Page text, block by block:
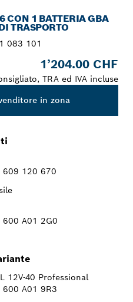
CON 1 BATTERIA GBA
TRASPORTO
083 101
1’204.00 CHF
TRA ed IVA incluse
in zona
609 120 670
A01 2G0
12V-40 Professional
A01 9R3